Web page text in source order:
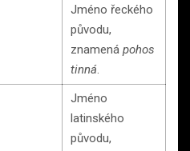
Jméno řeckého
původu,
znamená pohos
tinná
Jméno
latinského
původu,